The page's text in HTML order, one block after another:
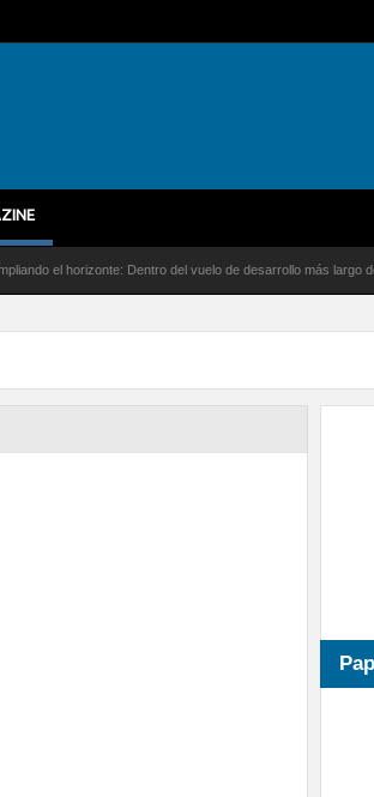
horizonte: Dentro del vuelo de desarrollo más largo del A350-